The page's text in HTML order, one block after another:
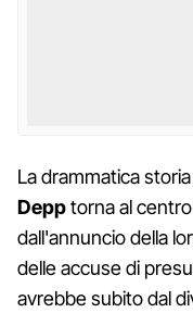
La drammatica
Depptorna al
dall'annuncio della
delle accuse di
avrebbe subito dal